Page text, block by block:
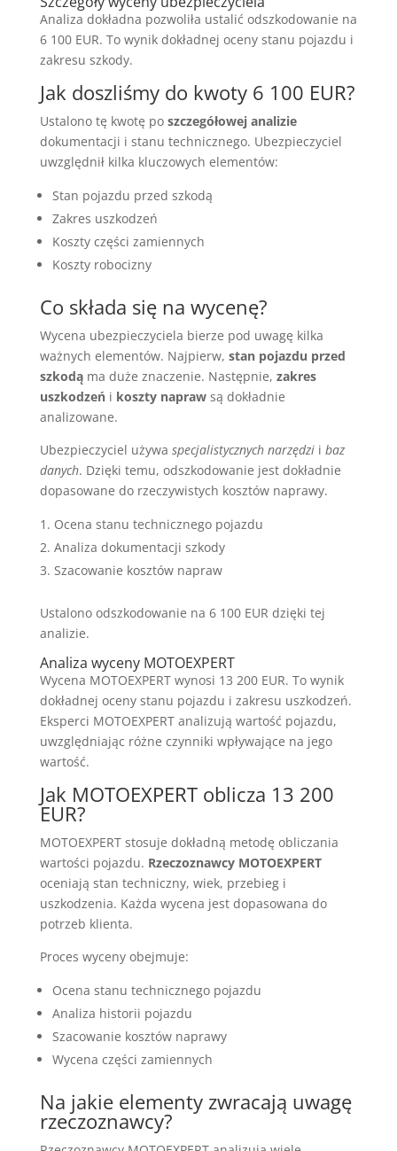
Analiza dokładna pozwoliła ustalić odszkodowanie na
6 100 EUR. To wynik dokładnej oceny stanu pojazdu i
zakresu szkody.
Jak doszliśmy do kwoty 6 100 EUR?
Ustalono tę kwotę po szczegółowej analizie
dokumentacji i stanu technicznego. Ubezpieczyciel
uwzględnił kilka kluczowych elementów:
Stan pojazdu przed szkodą
Zakres uszkodzeń
Koszty części zamiennych
Koszty robocizny
Co składa się na wycenę?
Wycena ubezpieczyciela bierze pod uwagę kilka
ważnych elementów. Najpierw, stan pojazdu przed
szkodąma duże znaczenie. Następnie, zakres
uszkodzeńi koszty naprawsą dokładnie
analizowane.
Ubezpieczyciel używa specjalistycznych narzędzii baz
danych. Dzięki temu, odszkodowanie jest dokładnie
dopasowane do rzeczywistych kosztów naprawy.
Ocena stanu technicznego pojazdu
Analiza dokumentacji szkody
Szacowanie kosztów napraw
Ustalono odszkodowanie na 6 100 EUR dzięki tej
analizie.
Analiza wyceny MOTOEXPERT
Wycena MOTOEXPERT wynosi 13 200 EUR. To wynik
dokładnej oceny stanu pojazdu i zakresu uszkodzeń.
Eksperci MOTOEXPERT analizują wartość pojazdu,
uwzględniając różne czynniki wpływające na jego
wartość.
Jak MOTOEXPERT oblicza 13 200
EUR?
MOTOEXPERT stosuje dokładną metodę obliczania
wartości pojazdu. Rzeczoznawcy MOTOEXPERT
oceniają stan techniczny, wiek, przebieg i
uszkodzenia. Każda wycena jest dopasowana do
potrzeb klienta.
Proces wyceny obejmuje:
Ocena stanu technicznego pojazdu
Analiza historii pojazdu
Szacowanie kosztów naprawy
Wycena części zamiennych
Na jakie elementy zwracają uwagę
rzeczoznawcy?